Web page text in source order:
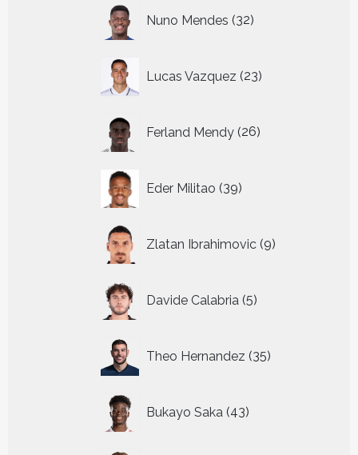
Nuno Mendes 32
producten
Lucas Vazquez 23
producten
Ferland Mendy 26
producten
Eder Militao 39
producten
Zlatan Ibrahimovic 9
producten
Davide Calabria 5
producten
Theo Hernandez 35
producten
Bukayo Saka 43
producten